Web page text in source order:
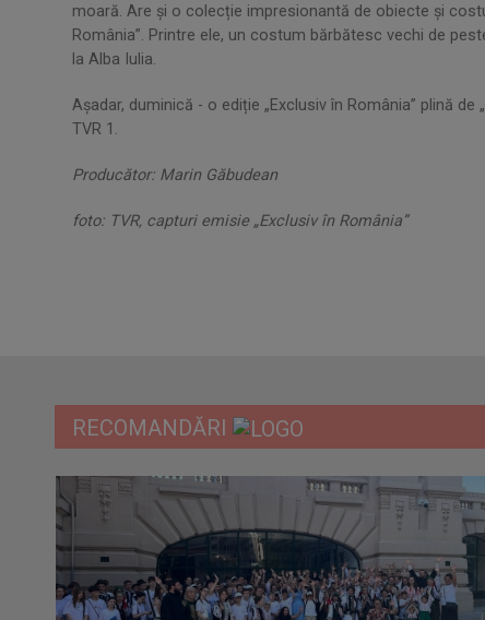
moară. Are și o colecție impresionantă de obiecte și
România”. Printre ele, un costum bărbătesc vechi de
la Alba Iulia.
Așadar, duminică - o ediție „Exclusiv în România” plină
TVR 1.
Producător: Marin Găbudean
foto: TVR, capturi emisie „Exclusiv în România”
RECOMANDĂRI